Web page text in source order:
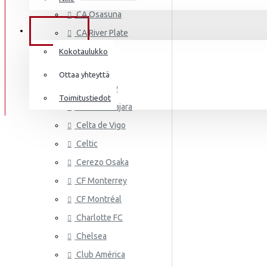
Italia
Mali
Meksiko
Marokko
Uusi-Seelanti
Nigeria
Frenkie de Jong
Mbappé
Donnarumma
A.Becker
Haaland
TIEDOT
Kokotaulukko
Ottaa yhteyttä
Toimitustiedot
CA Osasuna
CA River Plate
Cádiz CF
Cagliari
Cardiff City
CD Guadalajara
Celta de Vigo
Celtic
Cerezo Osaka
CF Monterrey
CF Montréal
Charlotte FC
Chelsea
Club América